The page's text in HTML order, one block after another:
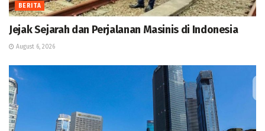
BERITA
Jejak Sejarah dan Perjalanan Masinis di Indonesia
August 6, 2026